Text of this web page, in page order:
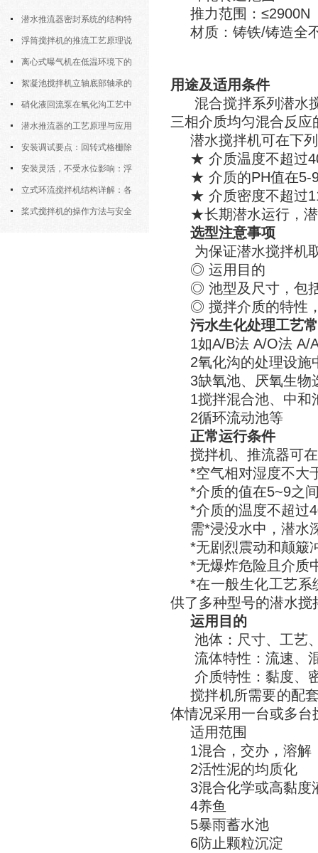
潜水推流器密封系统的结构特
点与渗漏故障处理
浮筒搅拌机的推流工艺原理说
明 离心式曝气机在低温环境下的
运行特性与防冻措施
絮凝池搅拌机立轴底部轴承的
密封防水与免维护设计
硝化液回流泵在氧化沟工艺中
的布置位置对回流效果的影响
潜水推流器的工艺原理与应用
逻辑安装调试要点：回转式格栅除
污机的土建配合要求与水平度校准
安装灵活，不受水位影响：浮
筒式曝气机的结构优势与适用场景
立式环流搅拌机结构详解：各
部件的功能与协同
桨式搅拌机的操作方法与安全
推力范围：≤2900N
材质：铸铁/铸造全
用途及适用条件
混合搅拌系列潜水
三相介质均匀混合反应
潜水搅拌机可在下
★ 介质温度不超过
★ 介质的PH值在5-
★ 介质密度不超过
★长期潜水运行，
选型注意事项
为保证潜水搅拌机
◎ 运用目的
◎ 池型及尺寸，包
◎ 搅拌介质的特性
污水生化处理工艺
1如A/B法 A/O法 A/
2氧化沟的处理设施
3缺氧池、厌氧生物
1搅拌混合池、中和
2循环流动池等
正常运行条件
搅拌机、推流器可
*空气相对湿度不大
*介质的值在5~9之
*介质的温度不超过
需*浸没水中，潜水
*无剧烈震动和颠簸
*无爆炸危险且介质
*在一般生化工艺系
供了多种型号的潜水
运用目的
池体：尺寸、工艺
流体特性：流速、
介质特性：黏度、
搅拌机所需要的配
体情况采用一台或多台
适用范围
1混合，交办，溶解
2活性泥的均质化
3混合化学或高黏度
4养鱼
5暴雨蓄水池
6防止颗粒沉淀